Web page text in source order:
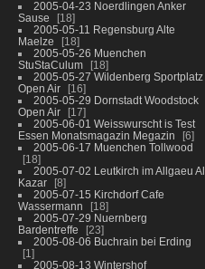
2005-04-23 Noerdlingen Anker
Sause
18
2005-05-11 Regensburg Alte
Maelze
18
2005-05-26 Muenchen
StuStaCulum
18
2005-05-27 Wildenberg Sportplatz
Open Air
16
2005-05-29 Dornstadt Woodstock
Open Air
17
2005-06-01 Weisswurscht is Test
Essen Monatsmagazin Megazin
6
2005-06-17 Muenchen Tollwood
18
2005-07-02 Leutkirch im Allgaeu Al
Kazar
8
2005-07-15 Kirchdorf Cafe
Wassermann
18
2005-07-29 Nuernberg
Bardentreffe
23
2005-08-06 Buchrain bei Erding
1
2005-08-13 Wintershof